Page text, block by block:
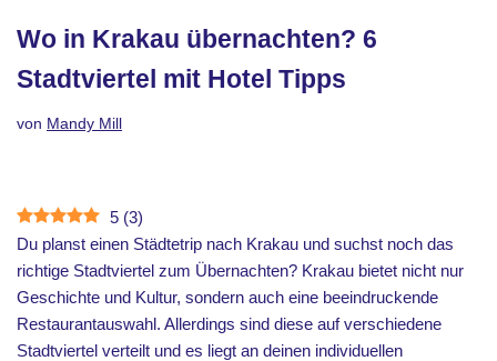
Wo in Krakau übernachten? 6
Stadtviertel mit Hotel Tipps
von Mandy Mill
5 (3)
Du planst einen Städtetrip nach Krakau und suchst noch das
richtige Stadtviertel zum Übernachten? Krakau bietet nicht nur
Geschichte und Kultur, sondern auch eine beeindruckende
Restaurantauswahl. Allerdings sind diese auf verschiedene
Stadtviertel verteilt und es liegt an deinen individuellen